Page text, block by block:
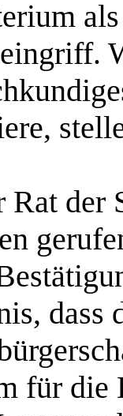
der
dass
für